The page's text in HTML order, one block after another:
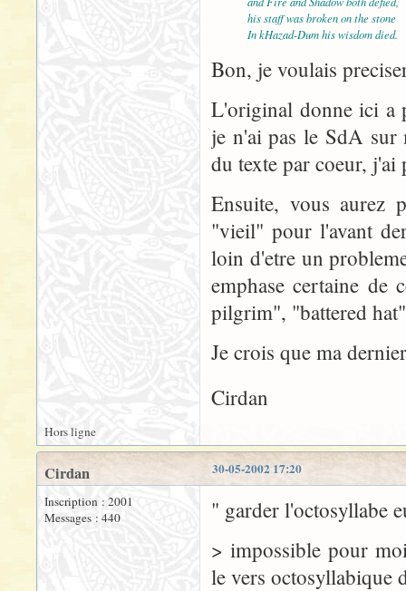
his staff was broken on the stone
In kHazad-Dum his wisdom died.
Bon, je voulais
L'original donne ici a
je n'ai pas le SdA sur
du texte par coeur, j'ai
Ensuite, vous aurez
"vieil" pour l'avant
loin d'etre un
emphase certaine de
pilgrim", "battered
Je crois que ma
Cirdan
Hors ligne
30-05-2002 17:20
Cirdan
Inscription : 2001
Messages : 440
" garder l'octosyllabe
> impossible pour
le vers octosyllabique